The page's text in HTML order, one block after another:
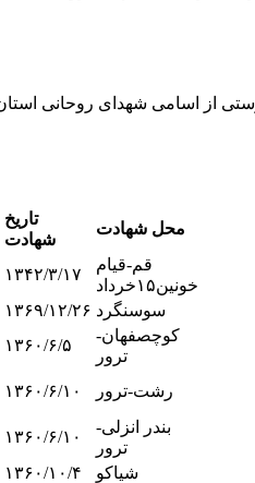
تاریخ
شهادت
محل شهادت
۱۳۴۲/۳/۱۷
قم-قیام
خونین۱۵خرداد
۱۳۶۹/۱۲/۲۶ سوسنگرد
۱۳۶۰/۶/۵
کوچصفهان-
ترور
۱۳۶۰/۶/۱۰ رشت-ترور
۱۳۶۰/۶/۱۰
بندر انزلی-
ترور
۱۳۶۰/۱۰/۴
شیاکو